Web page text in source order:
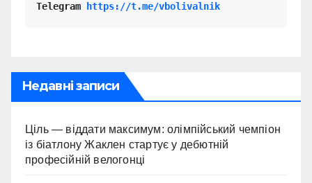
Telegram https://t.me/vbolivalnik
Недавні записи
Ціль — віддати максимум: олімпійський чемпіон
із біатлону Жаклен стартує у дебютній
професійній велогонці